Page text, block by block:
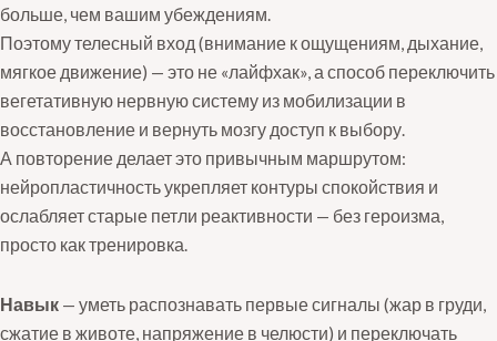
больше, чем вашим убеждениям.
Поэтому телесный вход (внимание к ощущениям, дыхание,
мягкое движение) — это не «лайфхак», а способ переключить
вегетативную нервную систему из мобилизации в
восстановление и вернуть мозгу доступ к выбору.
А повторение делает это привычным маршрутом:
нейропластичность укрепляет контуры спокойствия и
ослабляет старые петли реактивности — без героизма,
просто как тренировка.
Навык — уметь распознавать первые сигналы (жар в груди,
сжатие в животе, напряжение в челюсти) и переключать